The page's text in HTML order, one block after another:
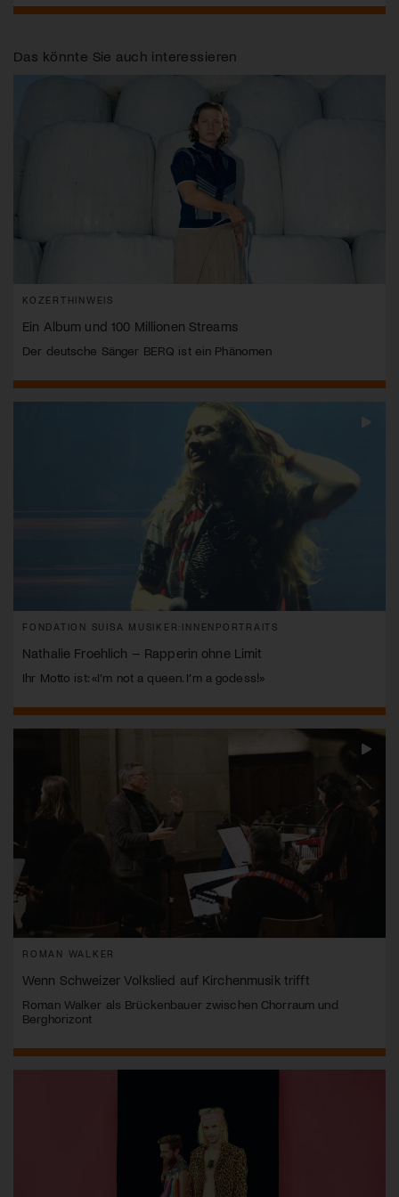
Das könnte Sie auch interessieren
KOZERTHINWEIS
Ein Album und 100 Millionen Streams
Der deutsche Sänger BERQ ist ein Phänomen
FONDATION SUISA MUSIKER:INNENPORTRAITS
Nathalie Froehlich – Rapperin ohne Limit
Ihr Motto ist: «I’m not a queen. I’m a godess!»
ROMAN WALKER
Wenn Schweizer Volkslied auf Kirchenmusik trifft
Roman Walker als Brückenbauer zwischen Chorraum und
Berghorizont